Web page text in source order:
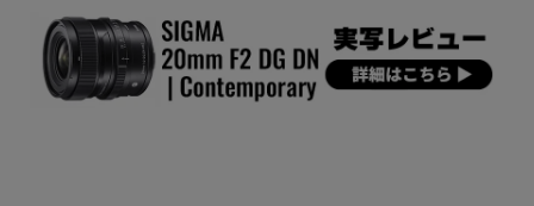
フルサイズ対応の “プレミアムコンパクトプラ
イム” Iシリーズ
コンパクトな撮影システムが可能にする身軽さと気軽
94.5°
絞り羽根枚数